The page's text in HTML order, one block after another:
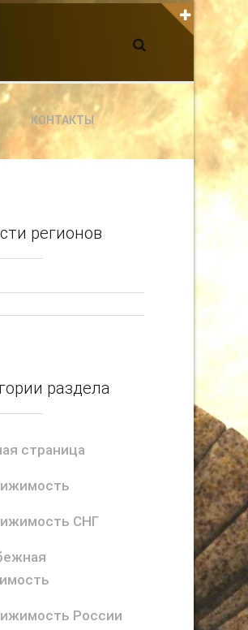
КОНТАКТЫ
регионов
раздела
страница
СНГ
России